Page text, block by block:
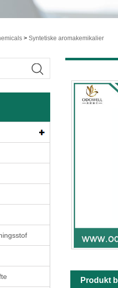
> Syntetiske aromakemikalier
Produkt